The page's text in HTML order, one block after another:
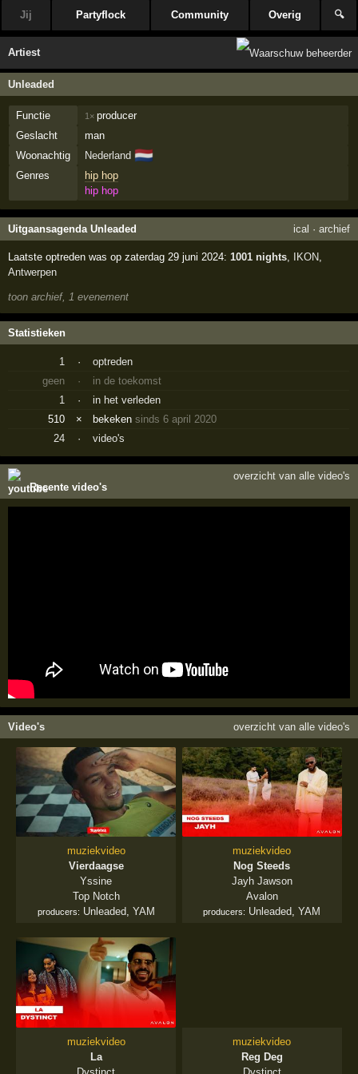
Jij Partyflock Community Overig 🔍
Artiest
Unleaded
Functie 1× producer
Geslacht
man
Woonachtig
Nederland 🇳🇱
Genres
hip hop
hip hop
Uitgaansagenda Unleaded ical · archief
Laatste optreden was op zaterdag 29 juni 2024: 1001 nights IKON
Antwerpen
toon archief, 1 evenement
Statistieken
1 ·
optreden
geen
·
in de toekomst
1
·
in het verleden
510
× bekekensinds 6 april 2020
24
· video's
Recente video's
overzicht van alle video's
Video's overzicht van alle video's
muziekvideo
Vierdaagse
Yssine
Top Notch
producers: Unleaded, YAM
muziekvideo
Nog Steeds
Jayh Jawson
Avalon
producers: Unleaded,YAM
muziekvideo
La
muziekvideo
Reg Deg